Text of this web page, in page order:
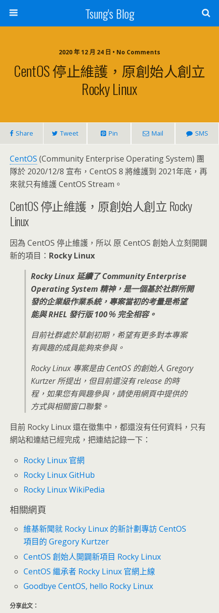
Tsung's Blog
2020 年 12 月 24 日 • No Comments
CentOS 停止維護，原創始人創立
Rocky Linux
Share Tweet Pin Mail SMS
CentOS (Community Enterprise Operating System) 團
隊於 2020/12/8 宣布，CentOS 8 將維護到 2021年底，再
來就只有維護 CentOS Stream。
CentOS 停止維護，原創始人創立 Rocky
Linux
因為 CentOS 停止維護，所以 原 CentOS 創始人立刻開闢
新的項目： Rocky Linux
Rocky Linux 延續了 Community Enterprise
Operating System 精神，是一個基於社群所開
發的企業級作業系統，專案當初的考量是希望
能與 RHEL 發行版 100％ 完全相容。
目前社群處於草創初期，希望有更多對本專案
有興趣的成員能夠來參與。
Rocky Linux 專案是由 CentOS 的創始人 Gregory
Kurtzer 所提出，但目前還沒有 release 的時
程，如果您有興趣參與，請使用網頁中提供的
方式與相關窗口聯繫。
目前 Rocky Linux 還在徵集中，都還沒有任何資料，只有
網站和連結已經完成，把連結記錄一下：
Rocky Linux 官網
Rocky Linux GitHub
Rocky Linux WikiPedia
相關網頁
維基新聞就 Rocky Linux 的新計劃專訪 CentOS
項目的 Gregory Kurtzer
CentOS 創始人開闢新項目 Rocky Linux
CentOS 繼承者 Rocky Linux 官網上線
Goodbye CentOS, hello Rocky Linux
分享此文：